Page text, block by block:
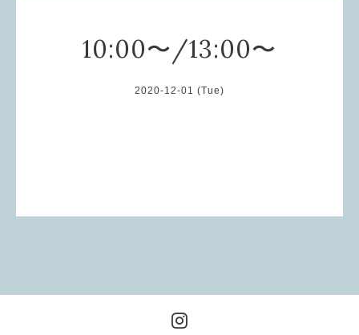
10:00〜/13:00〜
2020-12-01 (Tue)